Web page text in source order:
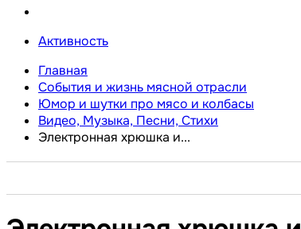
Активность
Главная
События и жизнь мясной отрасли
Юмор и шутки про мясо и колбасы
Видео, Музыка, Песни, Стихи
Электронная хрюшка и...